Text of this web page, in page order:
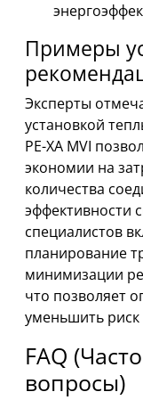
Примеры
Эксперты
установкой
PE-XA MVI
экономии на
количества
эффективности
специалистов
планирование
минимизации
что позволяет
уменьшить
FAQ
вопросы)